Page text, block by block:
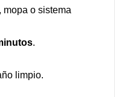
o sistema
.
limpio.